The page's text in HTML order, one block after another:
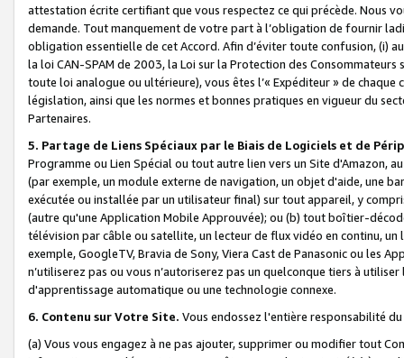
attestation écrite certifiant que vous respectez ce qui précède. Nous
demande. Tout manquement de votre part à l’obligation de fournir
obligation essentielle de cet Accord. Afin d’éviter toute confusion, (i)
la loi CAN-SPAM de 2003, la Loi sur la Protection des
toute loi analogue ou ultérieure), vous êtes l’« Expéditeur » de
législation, ainsi que les normes et bonnes pratiques en vigueur du
Partenaires.
5. Partage de Liens Spéciaux par le Biais de Logiciels et de
Programme ou Lien Spécial ou tout autre lien vers un Site d'Amazon,
(par exemple, un module externe de navigation, un objet d'aide, une
exécutée ou installée par un utilisateur final) sur tout appareil, y
(autre qu'une Application Mobile Approuvée); ou (b) tout boîtier-
télévision par câble ou satellite, un lecteur de flux vidéo en continu,
exemple, GoogleTV, Bravia de Sony, Viera Cast de Panasonic ou les
n’utiliserez pas ou vous n’autoriserez pas un quelconque tiers à
d'apprentissage automatique ou une technologie connexe.
6. Contenu sur Votre Site. Vous endossez l'entière responsabilité
(a) Vous vous engagez à ne pas ajouter, supprimer ou modifier tout